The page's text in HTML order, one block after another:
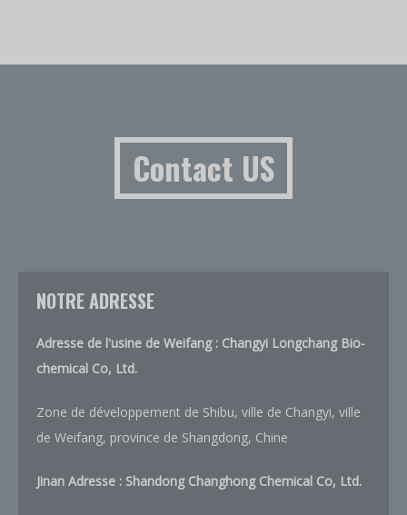
Contact US
NOTRE ADRESSE
Adresse de l'usine de Weifang : Changyi Longchang Bio-
chemical Co, Ltd.
Zone de développement de Shibu, ville de Changyi, ville
de Weifang, province de Shangdong, Chine
Jinan Adresse : Shandong Changhong Chemical Co, Ltd.